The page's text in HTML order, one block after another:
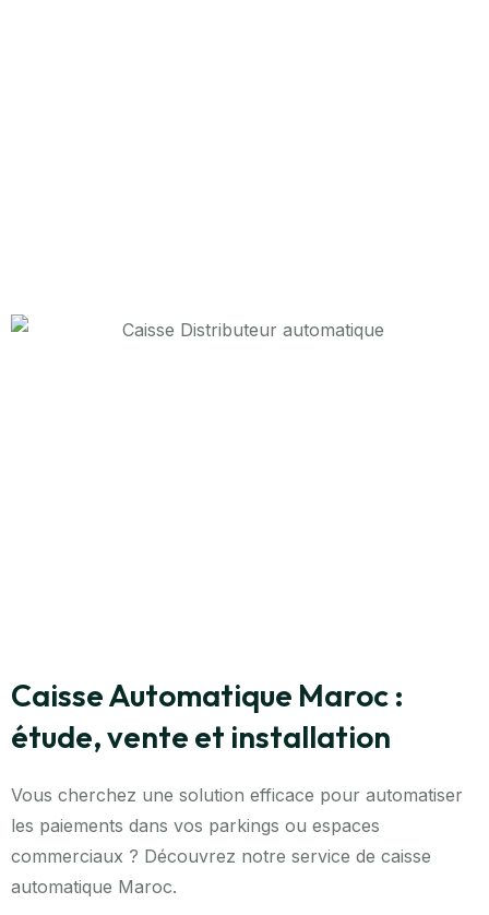
Caisse Automatique Maroc :
étude, vente et installation
Vous cherchez une solution efficace pour automatiser
les paiements dans vos parkings ou espaces
commerciaux ? Découvrez notre service de caisse
automatique Maroc.